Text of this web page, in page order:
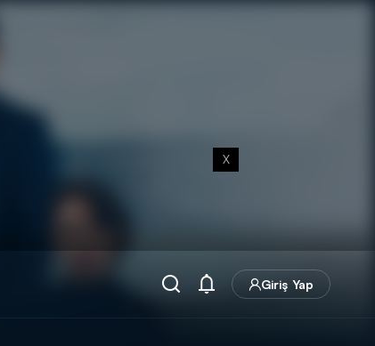
X
Giriş Yap